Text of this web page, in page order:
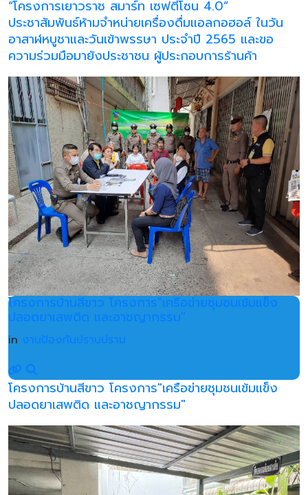
“โครงการเยาวราช สมาร์ท เซฟตี้โซน 4.0”
ประชาสัมพันธ์ห้ามจำหน่ายเครื่องดื่มแอลกอฮอล์ ในวัน
อาสาฬหบูชาและวันเข้าพรรษา ประจำปี 2565 และขอ
ความร่วมมือมายังประชาชน ผู้ประกอบการร้านค้า
โครงการบ้านสีขาว โครงการ"เครือข่ายชุมชนเข้มแข็ง
ปลอดยาเสพติด และอาชญากรรม"
in งานป้องกันปราบปราม
โครงการบ้านสีขาว โครงการ"เครือข่ายชุมชนเข้มแข็ง
ปลอดยาเสพติด และอาชญากรรม"